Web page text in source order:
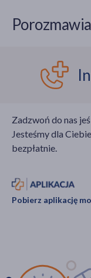
Zadzwoń do nas
Jesteśmy dla
bezpłatnie.
Pobierz aplikację